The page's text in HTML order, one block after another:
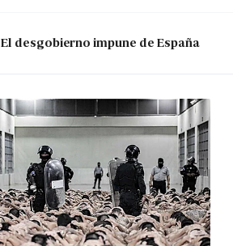
El desgobierno impune de España